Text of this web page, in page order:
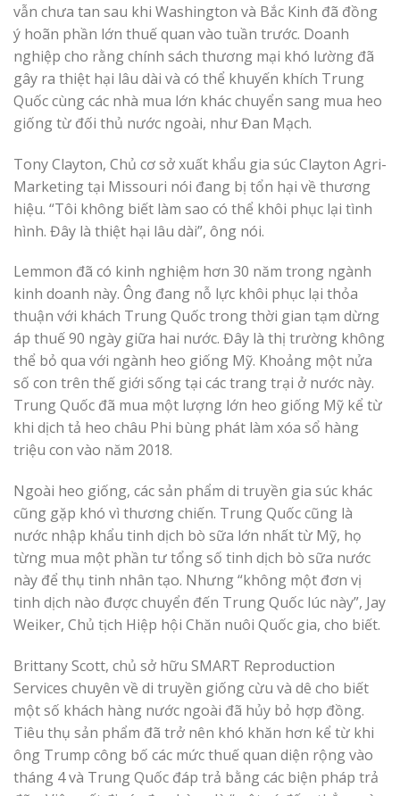
vẫn chưa tan sau khi Washington và Bắc Kinh đã đồng
ý hoãn phần lớn thuế quan vào tuần trước. Doanh
nghiệp cho rằng chính sách thương mại khó lường đã
gây ra thiệt hại lâu dài và có thể khuyến khích Trung
Quốc cùng các nhà mua lớn khác chuyển sang mua heo
giống từ đối thủ nước ngoài, như Đan Mạch.
Tony Clayton, Chủ cơ sở xuất khẩu gia súc Clayton Agri-
Marketing tại Missouri nói đang bị tổn hại về thương
hiệu. “Tôi không biết làm sao có thể khôi phục lại tình
hình. Đây là thiệt hại lâu dài”, ông nói.
Lemmon đã có kinh nghiệm hơn 30 năm trong ngành
kinh doanh này. Ông đang nỗ lực khôi phục lại thỏa
thuận với khách Trung Quốc trong thời gian tạm dừng
áp thuế 90 ngày giữa hai nước. Đây là thị trường không
thể bỏ qua với ngành heo giống Mỹ. Khoảng một nửa
số con trên thế giới sống tại các trang trại ở nước này.
Trung Quốc đã mua một lượng lớn heo giống Mỹ kể từ
khi dịch tả heo châu Phi bùng phát làm xóa sổ hàng
triệu con vào năm 2018.
Ngoài heo giống, các sản phẩm di truyền gia súc khác
cũng gặp khó vì thương chiến. Trung Quốc cũng là
nước nhập khẩu tinh dịch bò sữa lớn nhất từ Mỹ, họ
từng mua một phần tư tổng số tinh dịch bò sữa nước
này để thụ tinh nhân tạo. Nhưng “không một đơn vị
tinh dịch nào được chuyển đến Trung Quốc lúc này”, Jay
Weiker, Chủ tịch Hiệp hội Chăn nuôi Quốc gia, cho biết.
Brittany Scott, chủ sở hữu SMART Reproduction
Services chuyên về di truyền giống cừu và dê cho biết
một số khách hàng nước ngoài đã hủy bỏ hợp đồng.
Tiêu thụ sản phẩm đã trở nên khó khăn hơn kể từ khi
ông Trump công bố các mức thuế quan diện rộng vào
tháng 4 và Trung Quốc đáp trả bằng các biện pháp trả